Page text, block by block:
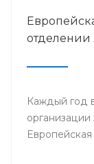
отделении
Каждый год